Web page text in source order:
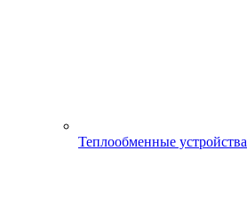
Теплообменные устройства